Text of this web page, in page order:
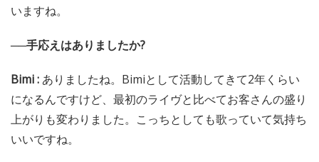
いますね。
──手応えはありましたか?
Bimi : ありましたね。Bimiとして活動してきて2年くらい
になるんですけど、最初のライヴと比べてお客さんの盛り
上がりも変わりました。こっちとしても歌っていて気持ち
いいですね。